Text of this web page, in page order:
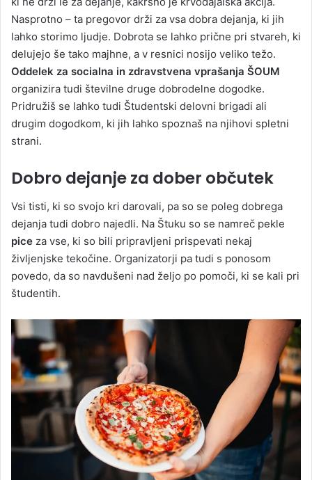
Nasprotno – ta pregovor drži za vsa dobra dejanja, ki jih
lahko storimo ljudje. Dobrota se lahko prične pri stvareh, ki
delujejo še tako majhne, a v resnici nosijo veliko težo.
Oddelek za socialna in zdravstvena vprašanja ŠOUM
organizira tudi številne druge dobrodelne dogodke.
Pridružiš se lahko tudi Študentski delovni brigadi ali
drugim dogodkom, ki jih lahko spoznaš na njihovi spletni
strani.
Dobro dejanje za dober občutek
Vsi tisti, ki so svojo kri darovali, pa so se poleg dobrega
dejanja tudi dobro najedli. Na Štuku so se namreč pekle
pice za vse, ki so bili pripravljeni prispevati nekaj
življenjske tekočine. Organizatorji pa tudi s ponosom
povedo, da so navdušeni nad željo po pomoči, ki se kali pri
študentih.